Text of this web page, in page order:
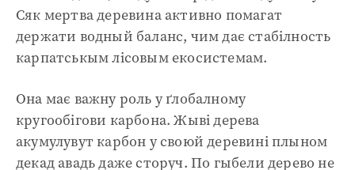
Сяк мертва деревина активно помагат
держати водный баланс, чим дає стабілность
карпатськым лісовым екосистемам.
Она має важну роль у ґлобалному
кругообігови карбона. Жыві дерева
акумулувут карбон у своюй деревині плыном
декад авадь даже сторуч. По гыбели дерево не